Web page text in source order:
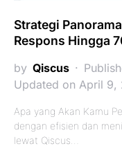
Strategi
Respons Hingga
by Qiscus
Updated on April 9,
Apa yang Akan Kamu
dengan efisien dan
lewat Qiscus…